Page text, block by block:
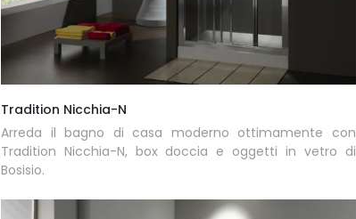
Tradition Nicchia-N
Arreda il bagno di casa moderno ottimamente con
Tradition Nicchia-N, box doccia e oggetti in vetro di
Bosisio.